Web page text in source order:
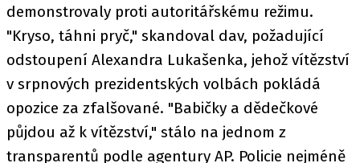
demonstrovaly proti autoritářskému režimu.
"Kryso, táhni pryč," skandoval dav, požadující
odstoupení Alexandra Lukašenka, jehož vítězství
v srpnových prezidentských volbách pokládá
opozice za zfalšované. "Babičky a dědečkové
půjdou až k vítězství," stálo na jednom z
transparentů podle agentury AP. Policie nejméně